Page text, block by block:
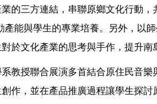
的三方連結，串聯原鄉文化行動
能與學生的專業培養。另外，以
於文化產業的思考與手作，提升南
教授聯合展演多首結合原住民音
作，並在產品推廣過程讓學生探討